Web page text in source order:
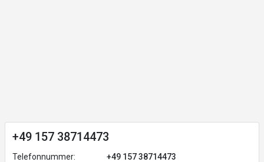
+49 157 38714473
Telefonnummer:
+49 157 38714473